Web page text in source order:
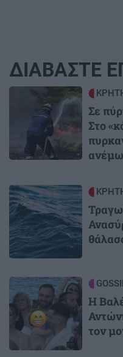
ΔΙΑΒΑΣΤΕ
Σε
Στο
Image
Image
Η
τον